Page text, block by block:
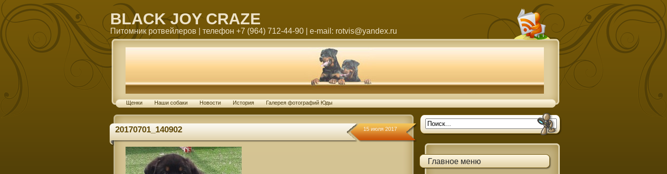
BLACK JOY CRAZE
Питомник ротвейлеров | телефон +7 (964) 712-44-90 | e-mail: rotvis@yandex.ru
Щенки Наши собаки Новости История Галерея фотографий Юды
20170701_140902 15 июля 2017
Главное меню